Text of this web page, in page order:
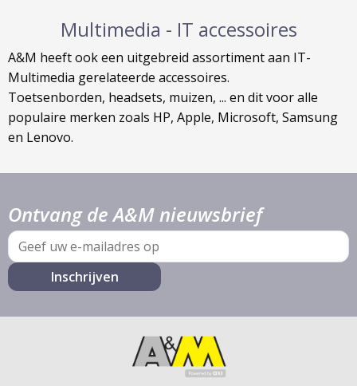
Multimedia - IT accessoires
A&M heeft ook een uitgebreid assortiment aan IT-
Multimedia gerelateerde accessoires.
Toetsenborden, headsets, muizen, ... en dit voor alle
populaire merken zoals HP, Apple, Microsoft, Samsung
en Lenovo.
Ontvang de A&M nieuwsbrief
E-
mail